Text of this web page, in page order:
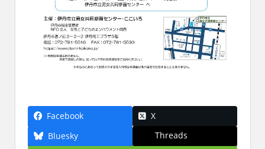
Facebook
X
Bluesky
Threads